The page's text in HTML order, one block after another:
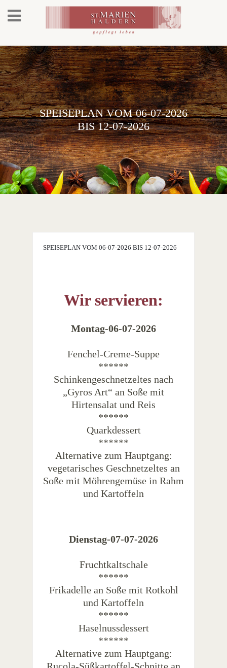
SPEISEPLAN VOM 06-07-2026
BIS 12-07-2026
SPEISEPLAN VOM 06-07-2026 BIS 12-07-2026
Wir servieren:
Montag-06-07-2026
Fenchel-Creme-Suppe
******
Schinkengeschnetzeltes nach
„Gyros Art“ an Soße mit
Hirtensalat und Reis
******
Quarkdessert
******
Alternative zum Hauptgang:
vegetarisches Geschnetzeltes an
Soße mit Möhrengemüse in Rahm
und Kartoffeln
Dienstag-07-07-2026
Fruchtkaltschale
******
Frikadelle an Soße mit Rotkohl
und Kartoffeln
******
Haselnussdessert
******
Alternative zum Hauptgang: